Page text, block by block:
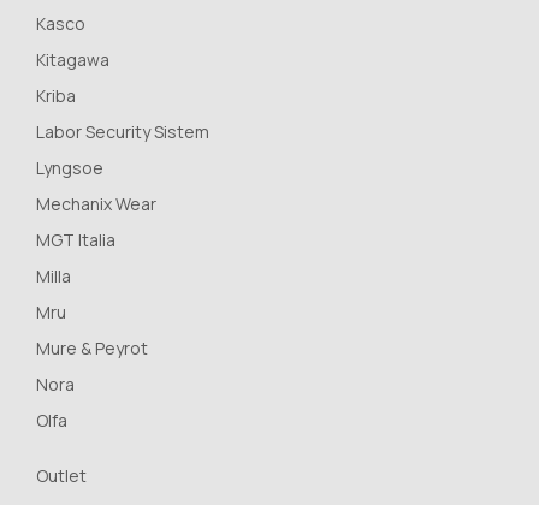
Kasco
Kitagawa
Kriba
Labor Security Sistem
Lyngsoe
Mechanix Wear
MGT Italia
Milla
Mru
Mure & Peyrot
Nora
Olfa
Outlet